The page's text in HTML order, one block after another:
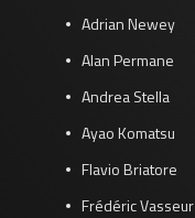
Adrian Newey
Alan Permane
Andrea Stella
Ayao Komatsu
Flavio Briatore
Frédéric Vasseur